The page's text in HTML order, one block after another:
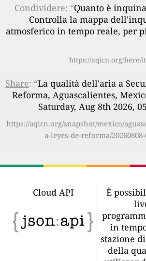
Condividere: “Quanto è
Controlla la mappa
atmosferico in tempo reale, per
https://aqicn.org/here/
Share: “La qualità dell'aria a
Reforma, Aguascalientes,
Saturday, Aug 8th 2026,
https://aqicn.org/snapshot/mexico/
a-leyes-de-reforma/
Cloud API
È
in
stazione
della